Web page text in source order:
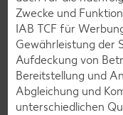
Online-Marktplatz
– mit der Kaufland-
Zwecke und
IAB TCF für
Gewährleistung der
Aufdeckung von
Bereitstellung und
Abgleichung und
unterschiedlichen